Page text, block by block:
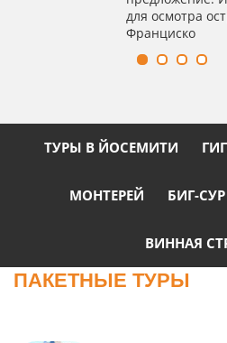
для осмотра
Франциско
ТУРЫ В ЙОСЕМИТИ
МОНТЕРЕЙ БИГ-СУР
ВИННАЯ
ПАКЕТНЫЕ ТУРЫ